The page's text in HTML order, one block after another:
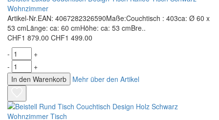
Wohnzimmer
Artikel-Nr.EAN: 4067282326590Maße:Couchtisch : 403ca: Ø 60 x
53 cmLänge: ca: 60 cmHöhe: ca: 53 cmBre..
CHF1 879.00 CHF1 499.00
-
+
-
+
In den Warenkorb
Mehr über den Artikel